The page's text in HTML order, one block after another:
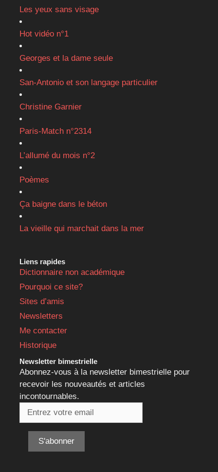
Les yeux sans visage
Hot vidéo n°1
Georges et la dame seule
San-Antonio et son langage particulier
Christine Garnier
Paris-Match n°2314
L’allumé du mois n°2
Poèmes
Ça baigne dans le béton
La vieille qui marchait dans la mer
Liens rapides
Dictionnaire non académique
Pourquoi ce site?
Sites d’amis
Newsletters
Me contacter
Historique
Newsletter bimestrielle
Abonnez-vous à la newsletter bimestrielle pour
recevoir les nouveautés et articles
incontournables.